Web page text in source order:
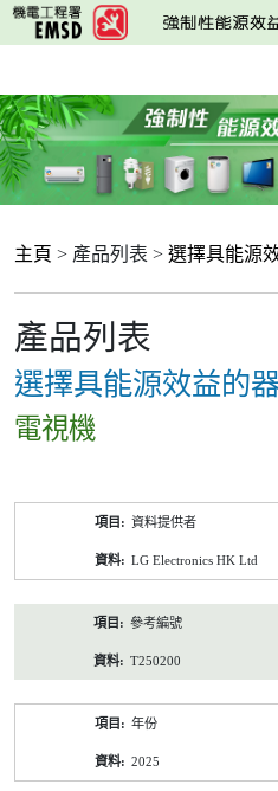
跳
至
要
內
容
主頁 > 產品列表 > 選擇具能源
產品列表
選擇具能源效益的
電視機
資料提供者
LG Electronics HK Ltd
參考編號
T250200
年份
2025